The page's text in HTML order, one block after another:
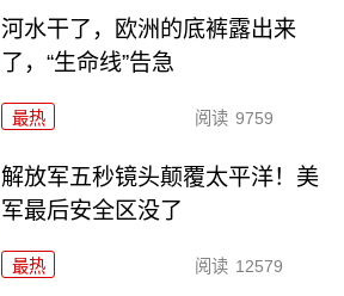
河水干了，欧洲的底裤露出来
了，“生命线”告急
最热 阅读 9759
解放军五秒镜头颠覆太平洋！美
军最后安全区没了
最热 阅读 12579